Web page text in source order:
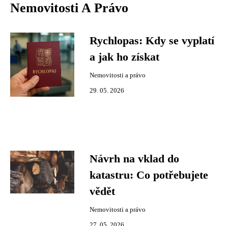
Nemovitosti A Právo
Rychlopas: Kdy se vyplatí
a jak ho získat
Nemovitosti a právo
29. 05. 2026
Návrh na vklad do
katastru: Co potřebujete
vědět
Nemovitosti a právo